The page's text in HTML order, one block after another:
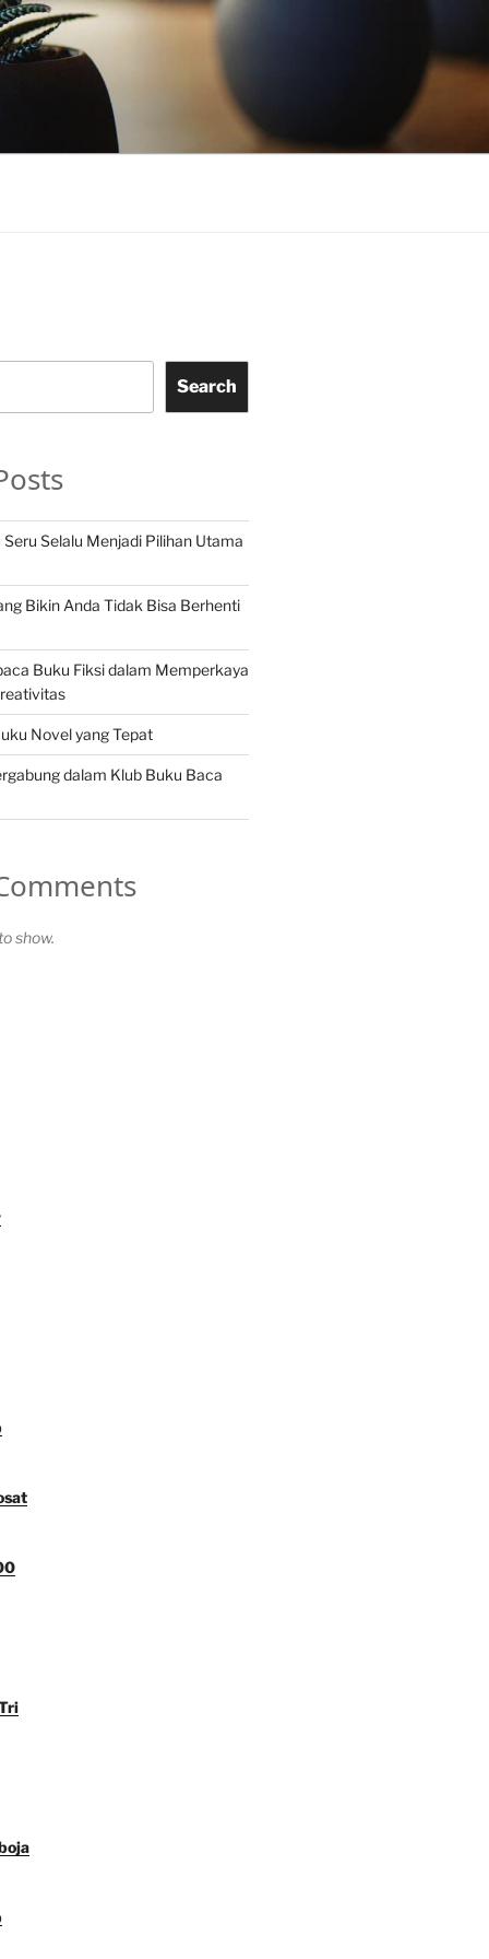
Search
Selalu Menjadi Pilihan Utama
Bikin Anda Tidak Bisa Berhenti
Buku Fiksi dalam Memperkaya
Novel yang Tepat
dalam Klub Buku Baca
show.